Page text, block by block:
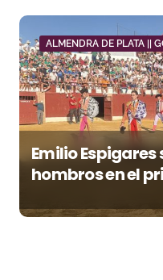
ALMENDRA DE PLATA ||
Emilio Espigares
hombros en el
la Feria de Gor